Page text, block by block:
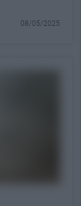
08/05/2025